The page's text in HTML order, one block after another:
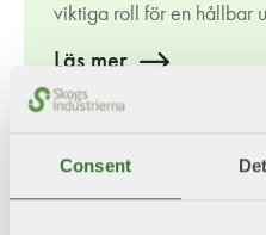
Consent
viktiga roll för en hållbar
Läs mer